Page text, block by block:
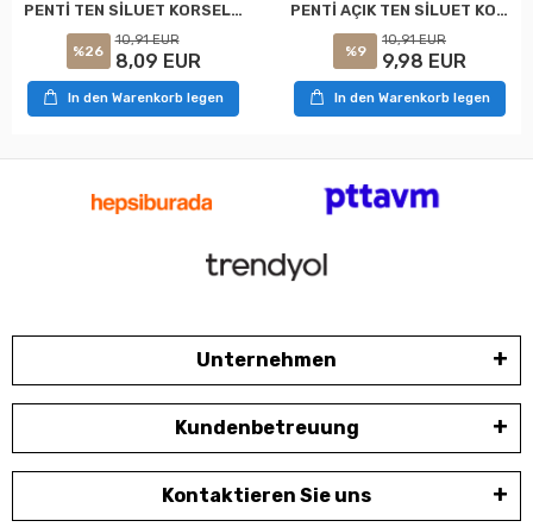
PENTİ TEN SİLUET KORSELİ KÜLOTLU ÇORAP XXL
%26
10,91 EUR
8,09 EUR
In den Warenkorb legen
PENTİ AÇIK TEN SİLUET KORSELİ KÜLOTLU ÇORAP XXL
%9
10,91 EUR
9,98 EUR
In den Warenkorb legen
Unternehmen
Kundenbetreuung
Kontaktieren Sie uns